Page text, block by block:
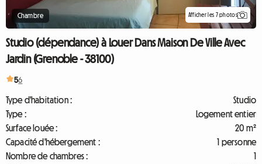
Chambre Afficher les 7 photos
Studio (dépendance) à Louer Dans Maison De Ville Avec
Jardin (Grenoble - 38100)
56
Type d'habitation :
Studio
Type :
Logement entier
Surface louée :
20 m²
Capacité d'hébergement :
1 personne
Nombre de chambres :
1